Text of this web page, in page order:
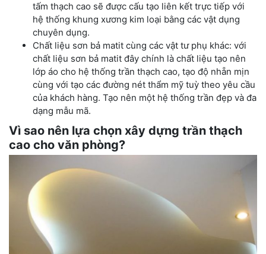
tấm thạch cao sẽ được cấu tạo liên kết trực tiếp với
hệ thống khung xương kim loại bằng các vật dụng
chuyên dụng.
Chất liệu sơn bả matit cùng các vật tư phụ khác: với
chất liệu sơn bả matit đây chính là chất liệu tạo nên
lớp áo cho hệ thống trần thạch cao, tạo độ nhẵn mịn
cùng với tạo các đường nét thẩm mỹ tuỳ theo yêu cầu
của khách hàng. Tạo nên một hệ thống trần đẹp và đa
dạng mẫu mã.
Vì sao nên lựa chọn xây dựng trần thạch
cao cho văn phòng?